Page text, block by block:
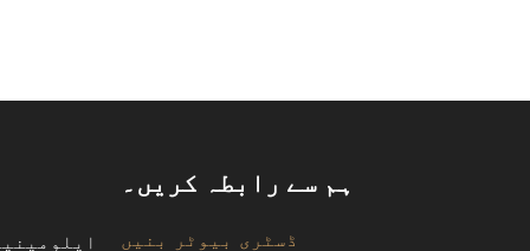
ہم سے رابطہ کریں۔
ڈسٹری بیوٹر بنیں